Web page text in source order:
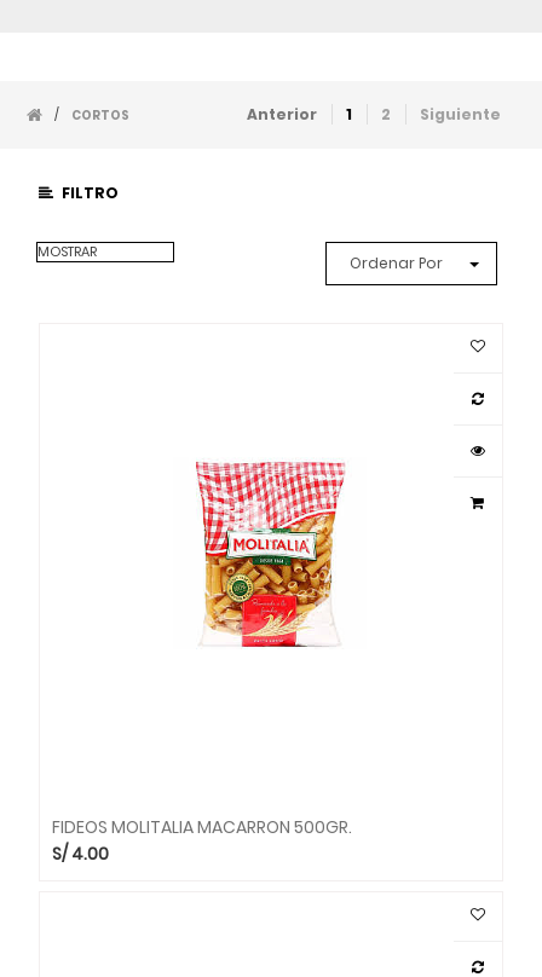
/ CORTOS Anterior 1 2 Siguiente
FILTRO
MOSTRAR
Ordenar Por
FIDEOS MOLITALIA MACARRON 500GR.
S/4.00